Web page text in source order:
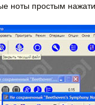
ноты простым